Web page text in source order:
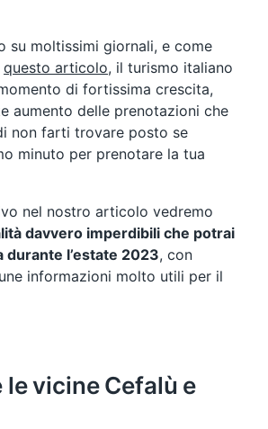
su moltissimi giornali, e come
questo articolo, il turismo italiano
di fortissima crescita,
aumento delle prenotazioni che
non farti trovare posto se
minuto per prenotare la tua
nel nostro articolo vedremo
davvero imperdibili che potrai
durante l’estate 2023, con
informazioni molto utili per il
le vicine Cefalù e